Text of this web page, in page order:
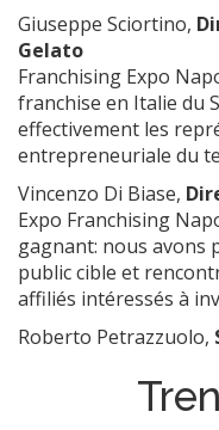
Giuseppe Sciortino,
Gelato
Franchising Expo
franchise en Italie du
effectivement les
entrepreneuriale du
Vincenzo Di Biase,
Expo Franchising
gagnant: nous avons
public cible et
affiliés intéressés à
Roberto Petrazzuolo,